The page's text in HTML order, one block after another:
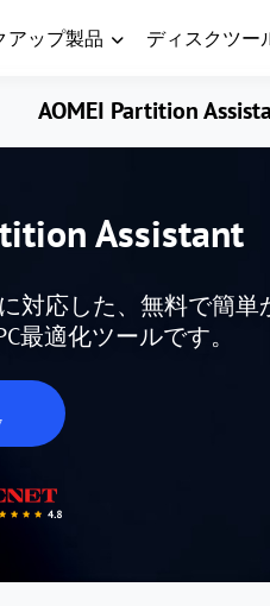
アップ製品 ディスクツー
AOMEI Partition
Assistant
対応した、無料で簡
最適化ツールです。